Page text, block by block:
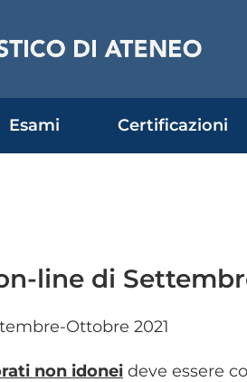
Esami Certificazioni
line di
Ottobre 2021
non idonei deve essere